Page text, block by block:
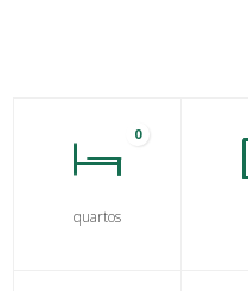
0
quartos